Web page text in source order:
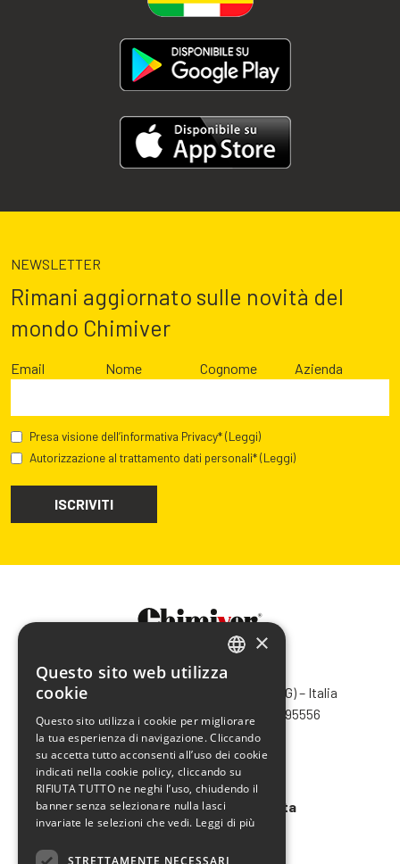
NEWSLETTER
Rimani aggiornato sulle novità del
mondo Chimiver
Email Nome Cognome Azienda
Presa visione dell’informativa Privacy*(Leggi)
Autorizzazione al trattamento dati personali*(Leggi)
CHIMIVER PANSERI S.p.A.
Via Bergamo, 1401 – 24030 Pontida (BG) – Italia
Tel.
+39 035 795031
– Fax +39 035 795556
info@chimiver.com
Faq
Condizioni generali di vendita
FRENCH
SPANISH
×
Questo sito web utilizza
cookie
Questo sito utilizza i cookie per migliorare
la tua esperienza di navigazione. Cliccando
su accetta tutto acconsenti all’uso dei cookie
indicati nella cookie policy, cliccando su
RIFIUTA TUTTO ne neghi l’uso, chiudendo il
banner senza selezionare nulla lasci
invariate le selezioni che vedi. Leggi di più
STRETTAMENTE NECESSARI